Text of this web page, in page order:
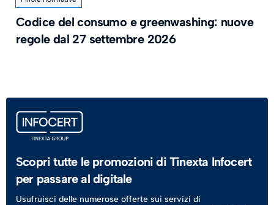
Codice del consumo e greenwashing: nuove
regole dal 27 settembre 2026
Scopri tutte le promozioni di Tinexta Infocert
per passare al digitale
Usufruisci delle numerose offerte sui servizi di